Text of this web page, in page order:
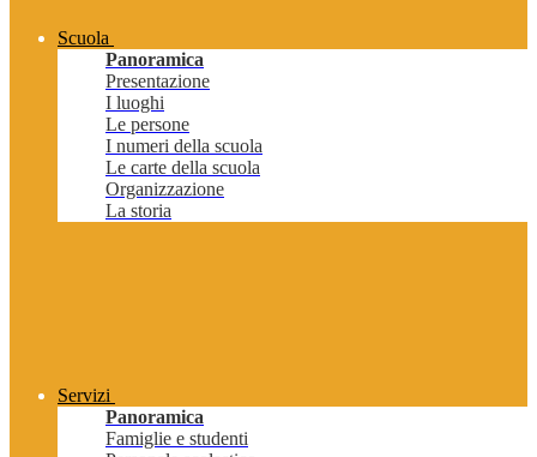
Scuola
Panoramica
Presentazione
I luoghi
Le persone
I numeri della scuola
Le carte della scuola
Organizzazione
La storia
Servizi
Panoramica
Famiglie e studenti